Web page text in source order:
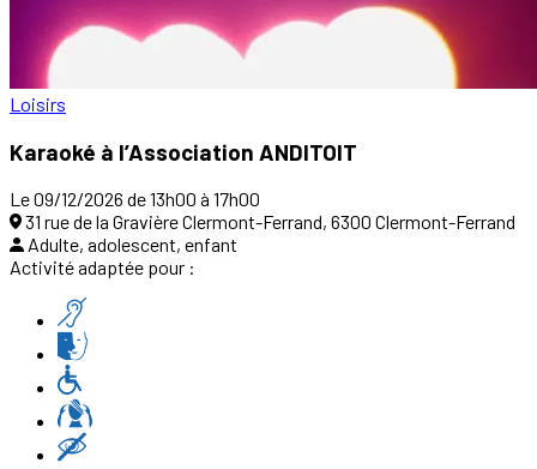
Loisirs
Karaoké à l’Association ANDITOIT
Le 09/12/2026 de 13h00 à 17h00
31 rue de la Gravière Clermont-Ferrand, 6300 Clermont-Ferrand
Adulte, adolescent, enfant
Activité adaptée pour :